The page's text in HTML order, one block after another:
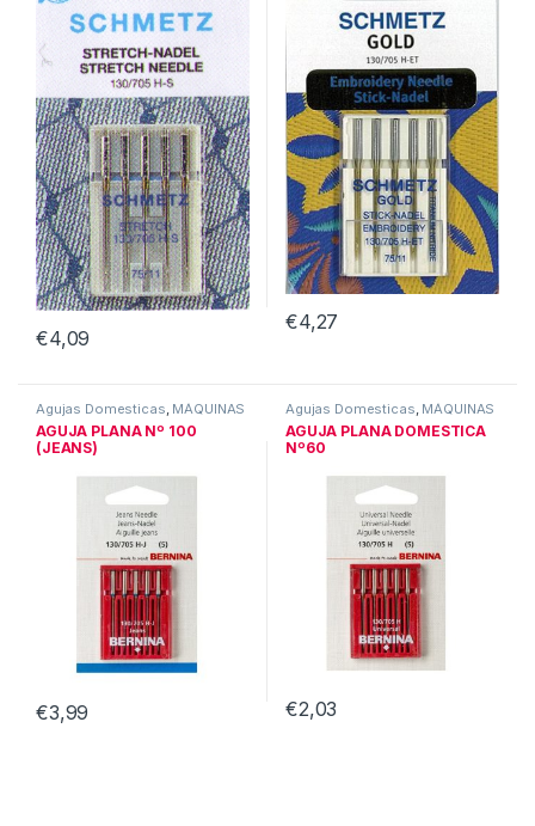
€4,09
€4,27
Agujas Domesticas, MÁQUINAS
DE COSER DOMESTICAS
AGUJA PLANA Nº 100
(JEANS)
€3,99
Agujas Domesticas, MÁQUINAS
DE COSER DOMESTICAS
AGUJA PLANA DOMESTICA
Nº60
€2,03